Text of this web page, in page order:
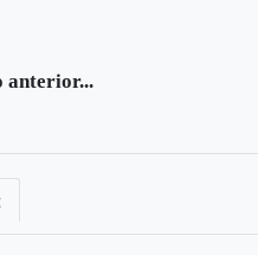
anterior...